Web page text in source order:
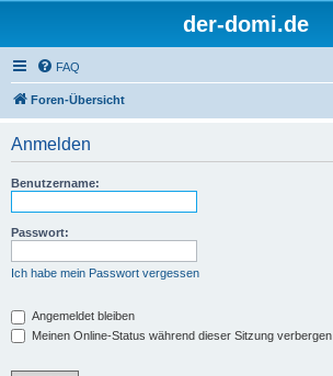
der-domi.de
FAQ
Foren-Übersicht
Anmelden
Benutzername:
Passwort:
Ich habe mein Passwort vergessen
Angemeldet bleiben
Meinen Online-Status während dieser Sitzung verbergen